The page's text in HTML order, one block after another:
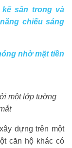
sân trong và
chiếu sáng
nhờ mặt tiền
một lớp tường
dựng trên một
căn hộ khác có